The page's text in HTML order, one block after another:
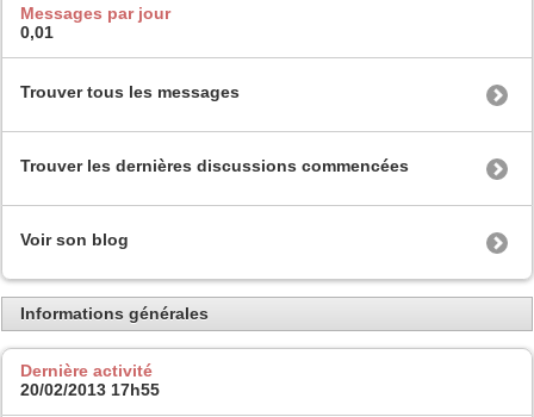
Messages par jour
0,01
Trouver tous les messages
Trouver les dernières discussions commencées
Voir son blog
Informations générales
Dernière activité
20/02/2013 17h55